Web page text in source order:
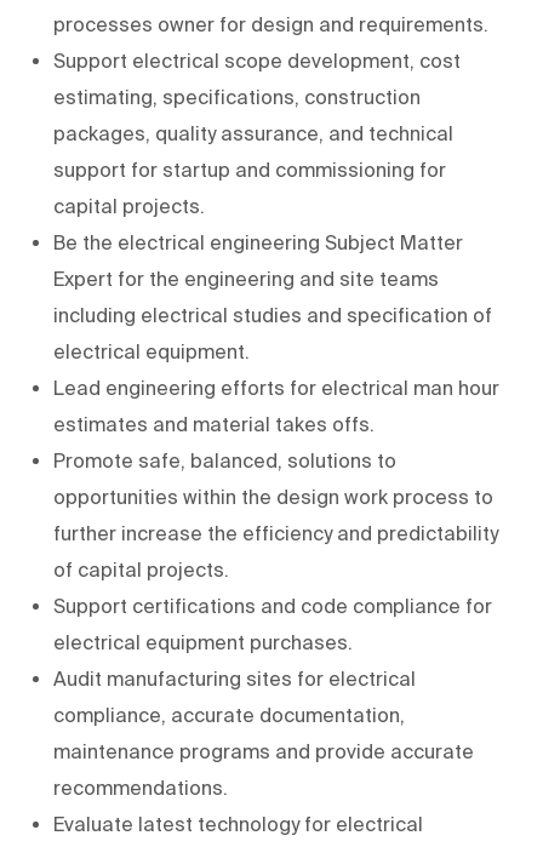
processes owner for design and requirements.
Support electrical scope development, cost
estimating, specifications, construction
packages, quality assurance, and technical
support for startup and commissioning for
capital projects.
Be the electrical engineering Subject Matter
Expert for the engineering and site teams
including electrical studies and specification of
electrical equipment.
Lead engineering efforts for electrical man hour
estimates and material takes offs.
Promote safe, balanced, solutions to
opportunities within the design work process to
further increase the efficiency and predictability
of capital projects.
Support certifications and code compliance for
electrical equipment purchases.
Audit manufacturing sites for electrical
compliance, accurate documentation,
maintenance programs and provide accurate
recommendations.
Evaluate latest technology for electrical